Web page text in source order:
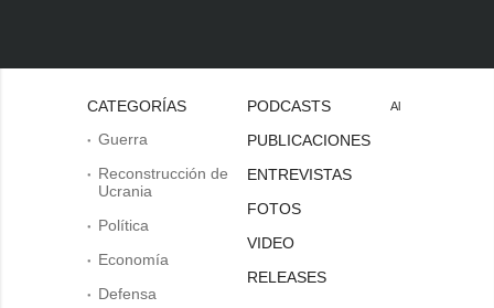
CATEGORÍAS
Guerra
Reconstrucción de
Ucrania
Política
Economía
Defensa
PODCASTS
PUBLICACIONES
ENTREVISTAS
FOTOS
VIDEO
RELEASES
Al